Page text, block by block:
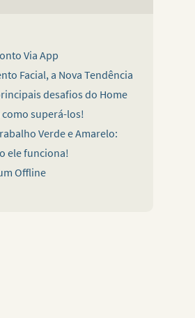
Via App
Facial, a Nova Tendência
desafios do Home
como superá-los!
Verde e Amarelo:
ele funciona!
Offline